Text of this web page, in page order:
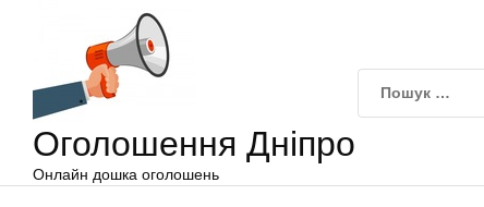
Оголошення Дніпро
Онлайн дошка оголошень